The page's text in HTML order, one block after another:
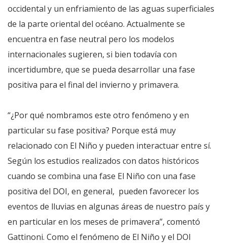
occidental y un enfriamiento de las aguas superficiales
de la parte oriental del océano. Actualmente se
encuentra en fase neutral pero los modelos
internacionales sugieren, si bien todavía con
incertidumbre, que se pueda desarrollar una fase
positiva para el final del invierno y primavera.
“¿Por qué nombramos este otro fenómeno y en
particular su fase positiva? Porque está muy
relacionado con El Niño y pueden interactuar entre sí.
Según los estudios realizados con datos históricos
cuando se combina una fase El Niño con una fase
positiva del DOI, en general, pueden favorecer los
eventos de lluvias en algunas áreas de nuestro país y
en particular en los meses de primavera”, comentó
Gattinoni. Como el fenómeno de El Niño y el DOI